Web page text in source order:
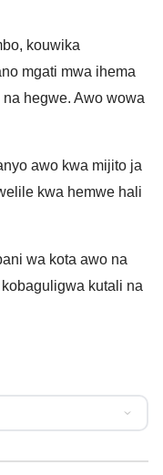
kouwika
mgati mwa ihema
hegwe. Awo wowa
awo kwa mijito ja
kwa hemwe hali
wa kota awo na
kutali na